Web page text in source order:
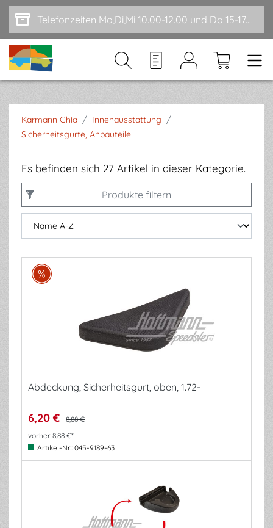
Zum Hauptinhalt springen Telefonzeiten Mo,Di,Mi 10.00-12.00 und Do 15-17.00
Karmann Ghia / Innenausstattung /
Sicherheitsgurte, Anbauteile
Es befinden sich 27 Artikel in dieser Kategorie.
Produkte filtern
Abdeckung, Sicherheitsgurt, oben, 1.72-
6,20 €
8,88 €
vorher 8,88 €*
Artikel-Nr.: 045-9189-63